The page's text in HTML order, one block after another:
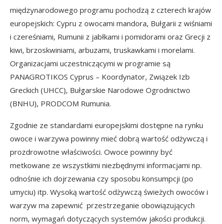
międzynarodowego programu pochodzą z czterech krajów
europejskich: Cypru z owocami mandora, Bułgarii z wiśniami
i czereśniami, Rumunii z jabłkami i pomidorami oraz Grecji z
kiwi, brzoskwiniami, arbuzami, truskawkami i morelami.
Organizacjami uczestniczącymi w programie są
PANAGROTIKOS Cyprus – Koordynator, Związek Izb
Greckich (UHCC), Bułgarskie Narodowe Ogrodnictwo
(BNHU), PRODCOM Rumunia.
Zgodnie ze standardami europejskimi dostępne na rynku
owoce i warzywa powinny mieć dobrą wartość odżywczą i
prozdrowotne właściwości. Owoce powinny być
metkowane ze wszystkimi niezbędnymi informacjami np.
odnośnie ich dojrzewania czy sposobu konsumpcji (po
umyciu) itp. Wysoką wartość odżywczą świeżych owoców i
warzyw ma zapewnić przestrzeganie obowiązujących
norm, wymagań dotyczących systemów jakości produkcji.